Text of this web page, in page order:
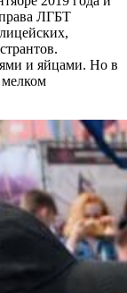
ЛГБТ
и яйцами. Но в
мелком